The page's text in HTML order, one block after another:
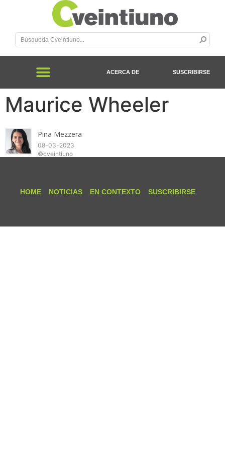
ACERCA DE SUSCRIBIRSE
Maurice Wheeler
Pina Mezzera
08-03-2023
©cveintiuno
HOME NOTICIAS EN CONTEXTO SUSCRIBIRSE